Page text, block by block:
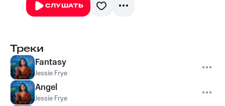
СЛУШАТЬ
Треки
Fantasy
Jessie Frye
Angel
Jessie Frye